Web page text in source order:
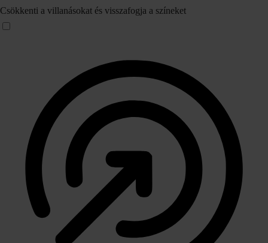
Csökkenti a villanásokat és visszafogja a színeket